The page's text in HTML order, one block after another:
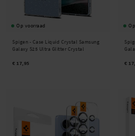
Op voorraad
Spigen - Case Liquid Crystal Samsung
Galaxy S25 Ultra Glitter Crystal
€ 17,95 €